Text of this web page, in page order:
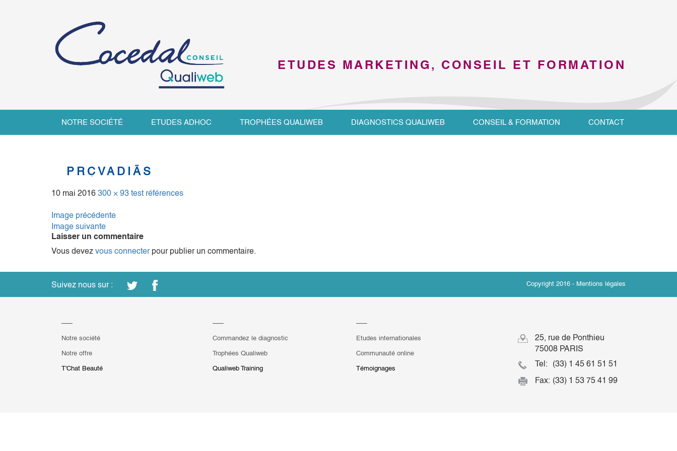
ETUDES MARKETING, CONSEIL ET FORMATION
NOTRE SOCIÉTÉ ETUDES ADHOC TROPHÉES QUALIWEB DIAGNOSTICS QUALIWEB CONSEIL & FORMATION CONTACT
PRÇVADIÄS
10 mai 2016 300 × 93 test références
Image précédente
Image suivante
Laisser un commentaire
Vous devez vous connecterpour publier un commentaire.
Suivez nous sur : Copyright 2016 - Mentions légales
Notre société
Notre offre
T'Chat Beauté
Commandez le diagnostic
Trophées Qualiweb
Qualiweb Training
Etudes internationales
Communauté online
Témoignages
25, rue de Ponthieu
75008 PARIS
Tel:
(33) 1 45 61 51 51
Fax: (33) 1 53 75 41 99